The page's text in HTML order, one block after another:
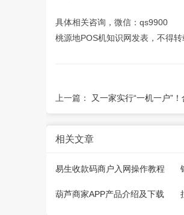
具体相关咨询，微信：qs9900
桃源地POS机知识网发表，不得转
上一篇： 又一家实行“一机一户”
相关文章
易生收款码商户入网操作教程
葫芦商家APP产品介绍及下载